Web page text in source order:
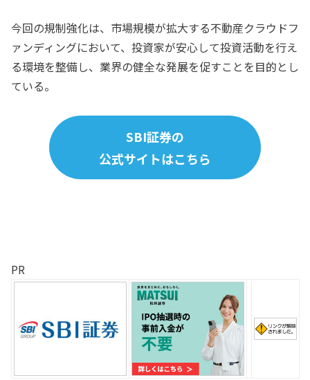
今回の規制強化は、市場規模が拡大する不動産クラウドフ
ァンディングにおいて、投資家が安心して投資活動を行え
る環境を整備し、業界の健全な発展を促すことを目的とし
ている。
SBI証券の
公式サイトはこちら
PR